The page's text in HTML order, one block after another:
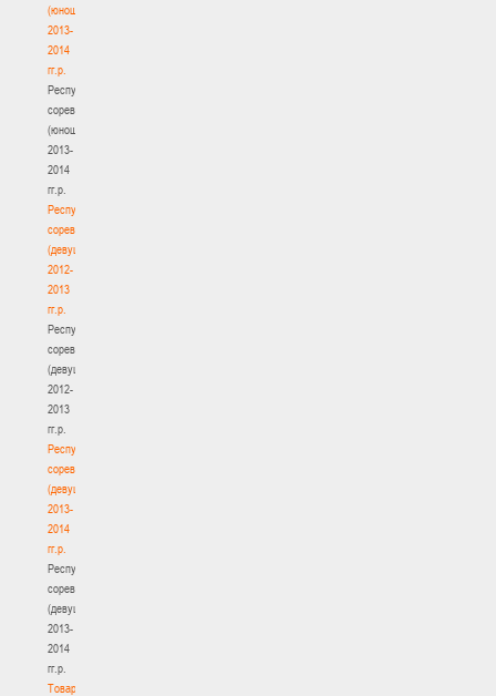
(юноши)
2013-
2014
гг.р.
Республиканские
соревнования
(юноши)
2013-
2014
гг.р.
Республиканские
соревнования
(девушки)
2012-
2013
гг.р.
Республиканские
соревнования
(девушки)
2012-
2013
гг.р.
Республиканские
соревнования
(девушки)
2013-
2014
гг.р.
Республиканские
соревнования
(девушки)
2013-
2014
гг.р.
Товарищеские